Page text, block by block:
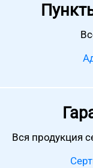
Вся продукция